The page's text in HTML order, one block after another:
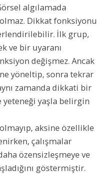
algılamada
Dikkat fonksiyonu
İlk grup,
ve bir uyaranı
değişmez. Ancak
yöneltip, sonra tekrar
zamanda dikkati bir
yaşla belirgin
aksine özellikle
çalışmalar
özensizleşmeye ve
göstermiştir.